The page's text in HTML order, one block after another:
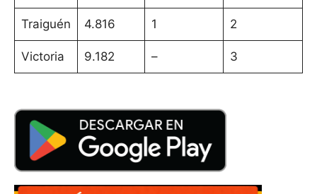
Traiguén 4.816 1 2
Victoria 9.182 – 3